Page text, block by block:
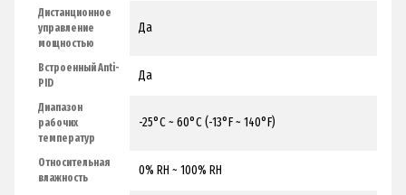
Дистанционное
управление
мощностью
Да
Встроенный Anti-
PID
Да
Диапазон
рабочих
температур
-25°C ~ 60°C (-13°F ~ 140°F)
Относительная
влажность
0% RH ~ 100% RH